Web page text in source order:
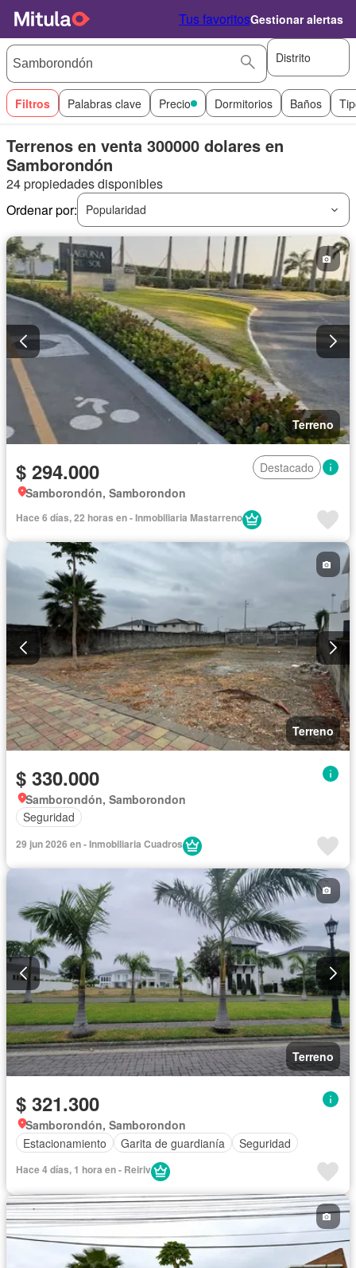
Tus favoritosGestionar alertas
Distrito
Filtros Palabras clave Precio Dormitorios Baños
Terrenos en venta 300000 dolares en
Samborondón
24 propiedades disponibles
Ordenar por:
Popularidad
Terreno
$ 294.000
Destacado
Samborondón, Samborondon
Hace 6 días, 22 horas en - Inmobiliaria Mastarreno
Terreno
$ 330.000
Samborondón, Samborondon
Seguridad
29 jun 2026 en - Inmobiliaria Cuadros
Terreno
$ 321.300
Samborondón, Samborondon
Estacionamiento
Garita de guardianía Seguridad
Hace 4 días, 1 hora en - Reiriv